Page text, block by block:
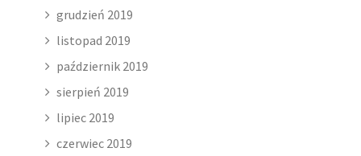
grudzień 2019
listopad 2019
październik 2019
sierpień 2019
lipiec 2019
czerwiec 2019